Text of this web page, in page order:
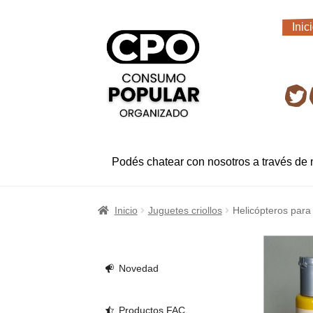
navegación
al
contenido
Podés chatear con nosotros a través de
Inicio Juguetes criollos Helicópteros
Novedad
Productos FAC.